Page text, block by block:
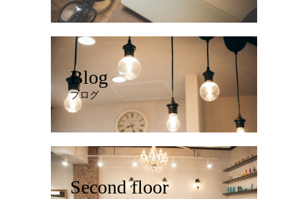
Blog
ブログ
Second floor